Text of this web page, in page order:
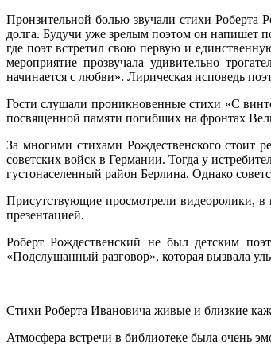
Пронзительной болью звучали стихи Роберта
долга. Будучи уже зрелым поэтом он напишет
где поэт встретил свою первую и
мероприятие прозвучала удивительно
начинается с любви». Лирическая исповедь
Гости слушали проникновенные стихи «С
посвященной памяти погибших на фронтах
За многими стихами Рождественского стоит
советских войск в Германии. Тогда у
густонаселенный район Берлина. Однако
Присутствующие просмотрели видеоролики,
презентацией.
Роберт Рождественский не был детским
«Подслушанный разговор», которая вызвала
Стихи Роберта Ивановича живые и близкие
Атмосфера встречи в библиотеке была очень